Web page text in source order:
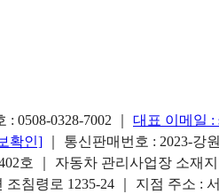
: 0508-0328-7002 대표 이메일 :
확인]
｜ 통신판매번호 : 2023-강
호 ｜ 자동차 관리사업장 소재
침령로 1235-24 ｜ 지점 주소 :